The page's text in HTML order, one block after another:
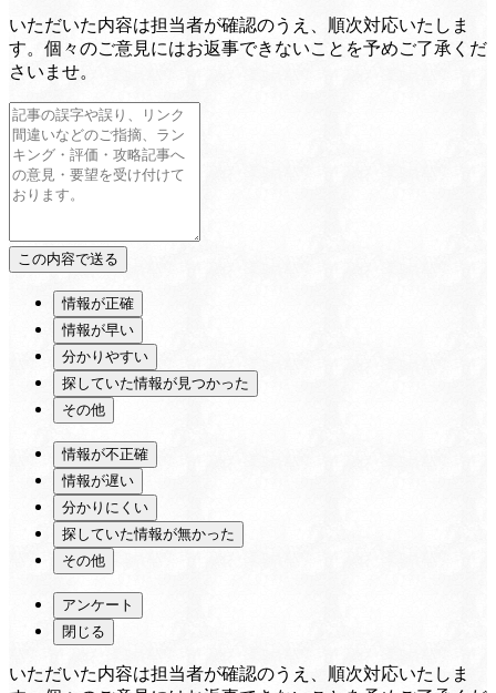
いただいた内容は担当者が確認のうえ、順次対応いたしま
す。個々のご意見にはお返事できないことを予めご了承くだ
さいませ。
情報が正確
情報が早い
分かりやすい
探していた情報が見つかった
その他
情報が不正確
情報が遅い
分かりにくい
探していた情報が無かった
その他
アンケート
閉じる
いただいた内容は担当者が確認のうえ、順次対応いたしま